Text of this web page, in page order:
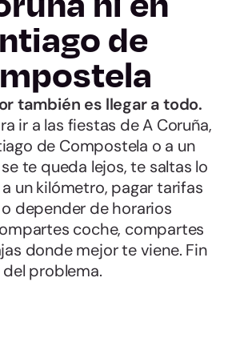
de
también es llegar a todo.
ir a las fiestas de A Coruña,
de Compostela o a un
te queda lejos, te saltas lo
un kilómetro, pagar tarifas
depender de horarios
coche, compartes
donde mejor te viene. Fin
del problema.